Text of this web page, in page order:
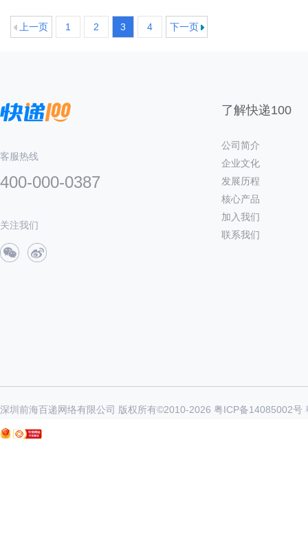
上一页 1 2 3 4 下一页
客服热线
400-000-0387
关注我们
了解快递100
公司简介
企业文化
发展历程
核心产品
加入我们
联系我们
深圳前海百递网络有限公司 版权所有©2010-2026 粤ICP备14085002号